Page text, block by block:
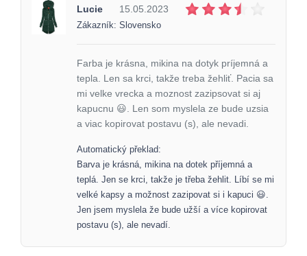
Lucie 15.05.2023
Zákazník: Slovensko
Farba je krásna, mikina na dotyk príjemná a
tepla. Len sa krci, takže treba žehliť. Pacia sa
mi velke vrecka a moznost zazipsovat si aj
kapucnu 😃. Len som myslela ze bude uzsia
a viac kopirovat postavu (s), ale nevadi.
Automatický překlad:
Barva je krásná, mikina na dotek příjemná a
teplá. Jen se krci, takže je třeba žehlit. Líbí se mi
velké kapsy a možnost zazipovat si i kapuci 😃.
Jen jsem myslela že bude užší a více kopirovat
postavu (s), ale nevadí.